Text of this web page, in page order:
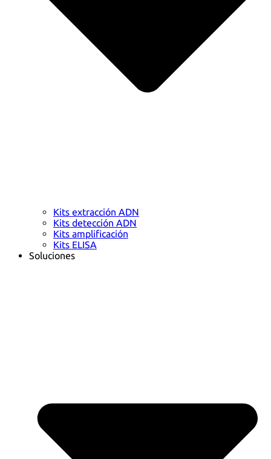
Kits extracción ADN
Kits detección ADN
Kits amplificación
Kits ELISA
Soluciones